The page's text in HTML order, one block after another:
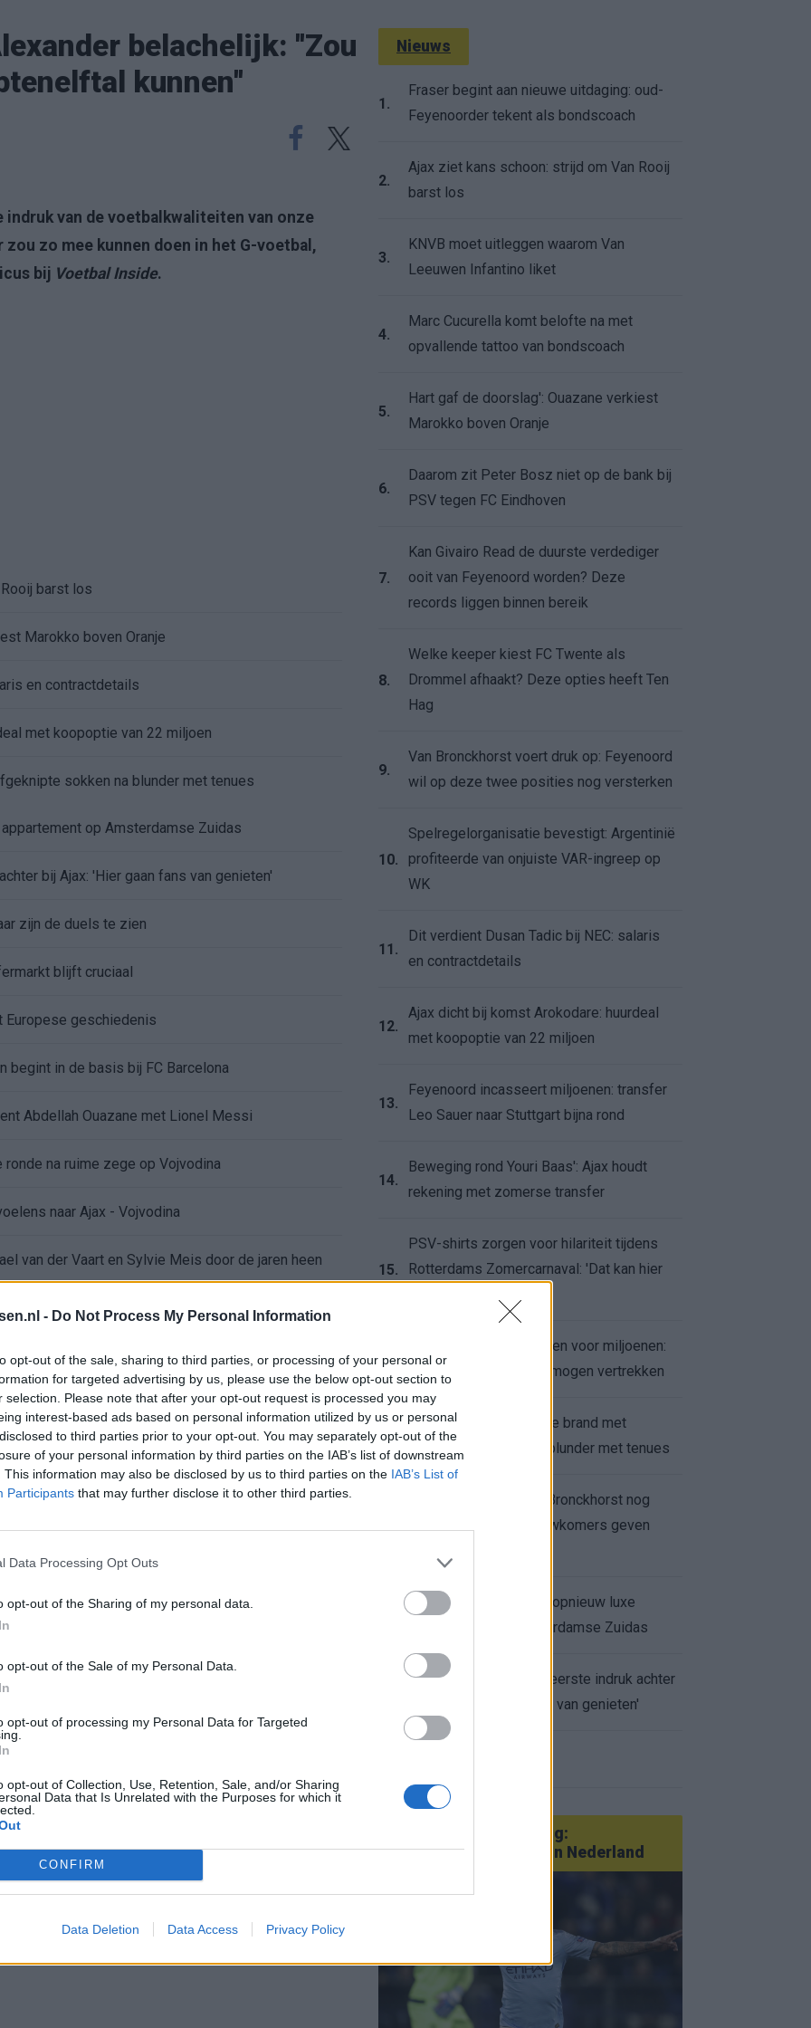
- Do Not Process My Personal Information
opt-out of the sale, sharing to third parties, or processing of your personal or
for targeted advertising by us, please use the below opt-out section to
selection. Please note that after your opt-out request is processed you may
interest-based ads based on personal information utilized by us or personal
to third parties prior to your opt-out. You may separately opt-out of the
of your personal information by third parties on the IAB’s list of downstream
This information may also be disclosed by us to third parties on the IAB’s List of
Participants that may further disclose it to other third parties.
Data Processing Opt Outs
opt-out of the Sharing of my personal data.
opt-out of the Sale of my Personal Data.
opt-out of processing my Personal Data for Targeted
opt-out of Collection, Use, Retention, Sale, and/or Sharing
Data that Is Unrelated with the Purposes for which it
CONFIRM
Data Deletion Data Access Privacy Policy
belachelijk: ''Zou
kunnen''
indruk van de voetbalkwaliteiten van onze
zo mee kunnen doen in het G-voetbal,
bij Voetbal Inside.
barst los
Marokko boven Oranje
en contractdetails
met koopoptie van 22 miljoen
sokken na blunder met tenues
op Amsterdamse Zuidas
bij Ajax: 'Hier gaan fans van genieten'
zijn de duels te zien
blijft cruciaal
Europese geschiedenis
begint in de basis bij FC Barcelona
Abdellah Ouazane met Lionel Messi
na ruime zege op Vojvodina
naar Ajax - Vojvodina
van der Vaart en Sylvie Meis door de jaren heen
Ajax en FC Twente in Europa
"Kampioen met Jong Ajax"
geschiedenis met rode kaart in WK-finale
League? Dit zijn de belangrijke data
terugkeer: NEC onderzoekt komst van Ajax-icoon
Nieuws
1.
Fraser begint aan nieuwe uitdaging: oud-
Feyenoorder tekent als bondscoach
2.
Ajax ziet kans schoon: strijd om Van Rooij
barst los
3.
KNVB moet uitleggen waarom Van
Leeuwen Infantino liket
4.
Marc Cucurella komt belofte na met
opvallende tattoo van bondscoach
5.
Hart gaf de doorslag': Ouazane verkiest
Marokko boven Oranje
6.
Daarom zit Peter Bosz niet op de bank bij
PSV tegen FC Eindhoven
7.
Kan Givairo Read de duurste verdediger
ooit van Feyenoord worden? Deze
records liggen binnen bereik
8.
Welke keeper kiest FC Twente als
Drommel afhaakt? Deze opties heeft Ten
Hag
9.
Van Bronckhorst voert druk op: Feyenoord
wil op deze twee posities nog versterken
10.
Spelregelorganisatie bevestigt: Argentinië
profiteerde van onjuiste VAR-ingreep op
WK
11.
Dit verdient Dusan Tadic bij NEC: salaris
en contractdetails
12.
Ajax dicht bij komst Arokodare: huurdeal
met koopoptie van 22 miljoen
13.
Feyenoord incasseert miljoenen: transfer
Leo Sauer naar Stuttgart bijna rond
14.
Beweging rond Youri Baas': Ajax houdt
rekening met zomerse transfer
15.
PSV-shirts zorgen voor hilariteit tijdens
Rotterdams Zomercarnaval: 'Dat kan hier
16.
Feyenoord zet deur open voor miljoenen:
Ueda en Hadj Moussa mogen vertrekken
17.
Ajax helpt Burnley uit de brand met
afgeknipte sokken na blunder met tenues
Feyenoord onder Van Bronckhorst nog
altijd ongeslagen: nieuwkomers geven
Hakim Ziyech verhuurt opnieuw luxe
appartement op Amsterdamse Zuidas
Marcos Leonardo laat eerste indruk achter
bij Ajax: 'Hier gaan fans van genieten'
Van Götze tot Sterling:
statementtransfers in Nederland